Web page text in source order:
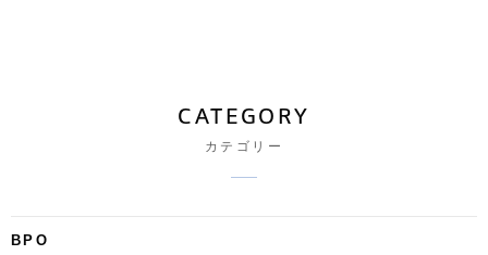
CATEGORY
カテゴリー
BPO